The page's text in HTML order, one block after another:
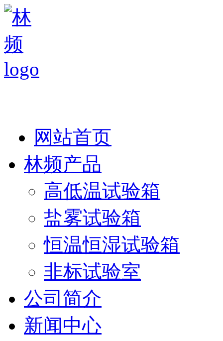
网站首页
林频产品
高低温试验箱
盐雾试验箱
恒温恒湿试验箱
非标试验室
公司简介
新闻中心